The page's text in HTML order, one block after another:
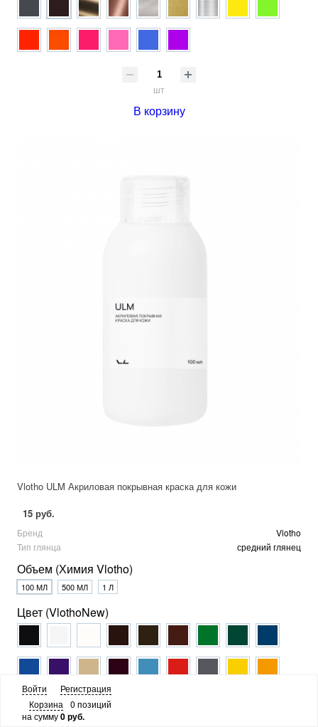
шт
В корзину
Vlotho ULM Акриловая покрывная краска для кожи
15 руб.
Бренд
Vlotho
Тип глянца
средний глянец
Объем (Химия Vlotho)
100 МЛ 500 МЛ 1 Л
Цвет (VlothoNew)
Войти
Регистрация
Корзина
0 позиций
на сумму0 руб.